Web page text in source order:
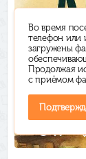
Во время
телефон или
загружены
Продолжая
с приёмом